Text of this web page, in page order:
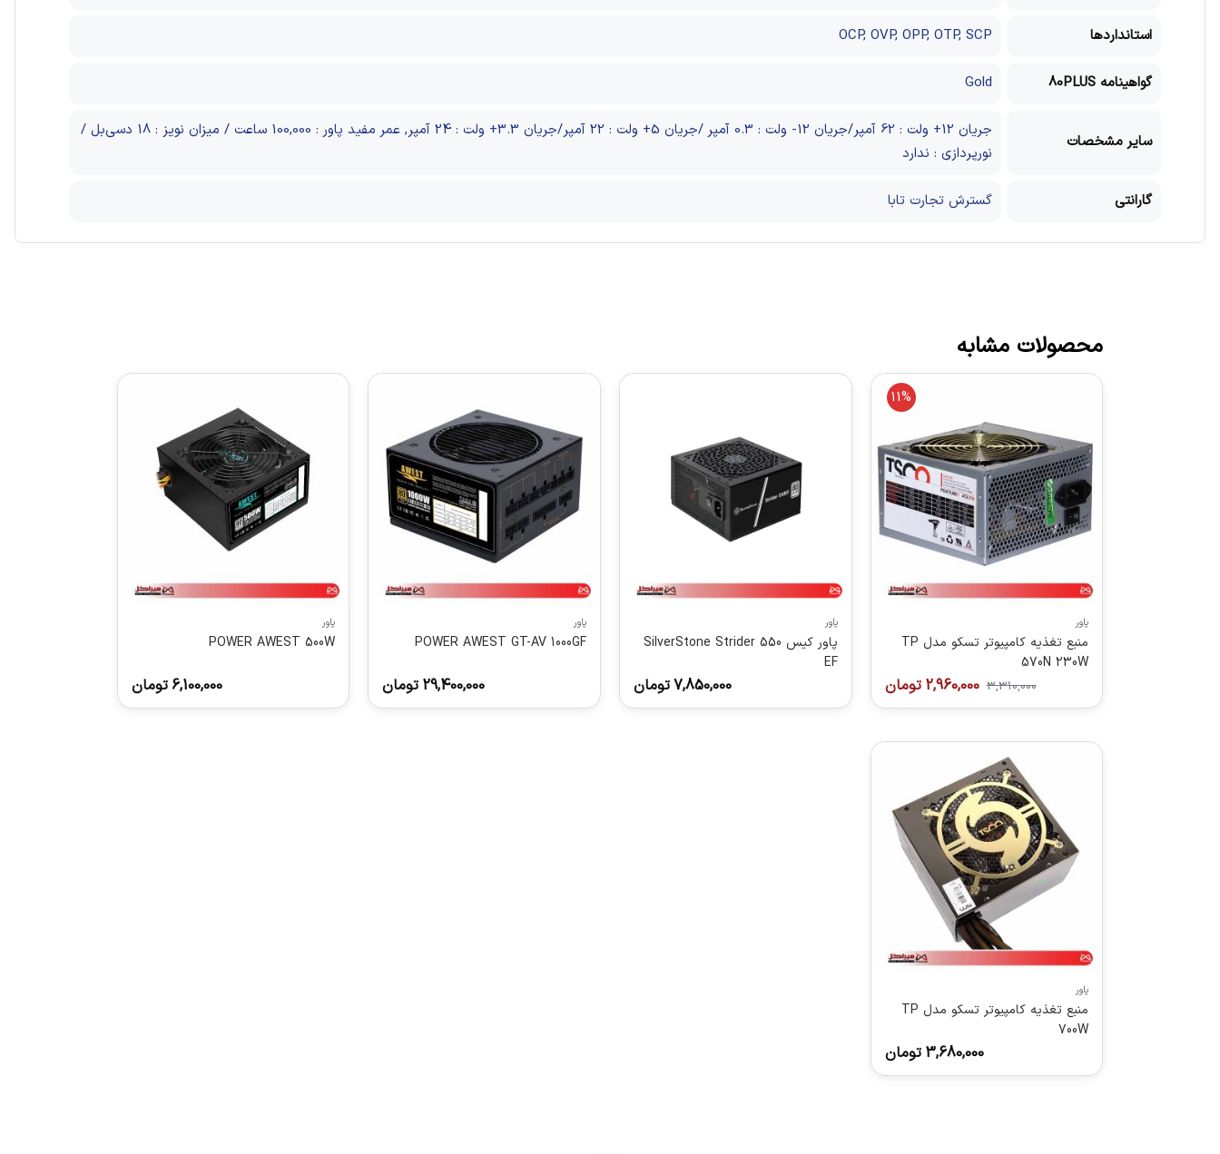
استانداردها OCP, OVP, OPP, OTP, SCP
گواهینامه 80PLUS Gold
سایر مشخصات
جریان 12+ ولت : 62 آمپر/جریان 12- ولت : 0.3 آمپر /جریان 5+ ولت : 22 آمپر/جریان 3.3+ ولت : 24 آمپر, عمر مفید پاور : 100,000 ساعت / میزان نویز : 18 دسی‌بل /
نورپردازی : ندارد
گارانتی گسترش تجارت تابا
محصولات مشابه
11%
پاور
منبع تغذیه کامپیوتر تسکو مدل TP
570N 230W
3,310,000
2,960,000 تومان
پاور
پاور کیس SilverStone Strider 550
EF
7,850,000تومان
پاور
POWER AWEST GT-AV 1000GF
29,400,000 تومان
پاور
POWER AWEST 500W
6,100,000 تومان
پاور
منبع تغذیه کامپیوتر تسکو مدل TP
700W
3,680,000 تومان